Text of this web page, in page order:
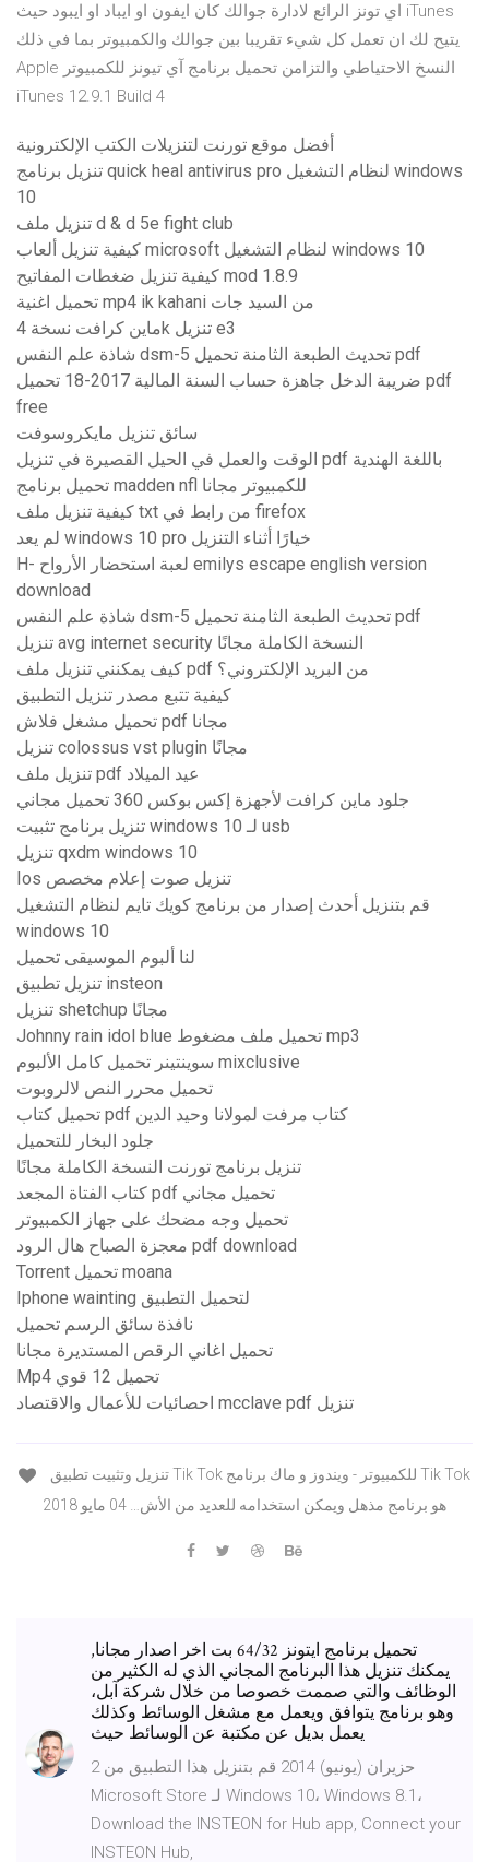
iTunes اي تونز الرائع لادارة جوالك كان ايفون او ايباد او ايبود حيث
يتيح لك ان تعمل كل شيء تقريبا بين جوالك والكمبيوتر بما في ذلك
النسخ الاحتياطي والتزامن تحميل برنامج آي تيونز للكمبيوتر Apple
iTunes 12.9.1 Build 4
أفضل موقع تورنت لتنزيلات الكتب الإلكترونية
تنزيل برنامج quick heal antivirus pro لنظام التشغيل windows
10
تنزيل ملف d & d 5e fight club
كيفية تنزيل ألعاب microsoft لنظام التشغيل windows 10
كيفية تنزيل ضغطات المفاتيح mod 1.8.9
تحميل اغنية mp4 ik kahani من السيد جات
ماين كرافت نسخة 4k تنزيل e3
شاذة علم النفس dsm-5 تحديث الطبعة الثامنة تحميل pdf
ضريبة الدخل جاهزة حساب السنة المالية 2017-18 تحميل pdf
free
سائق تنزيل مايكروسوفت
الوقت والعمل في الحيل القصيرة في تنزيل pdf باللغة الهندية
تحميل برنامج madden nfl للكمبيوتر مجانا
كيفية تنزيل ملف txt من رابط في firefox
لم يعد windows 10 pro خيارًا أثناء التنزيل
H- لعبة استحضار الأرواح emilys escape english version
download
شاذة علم النفس dsm-5 تحديث الطبعة الثامنة تحميل pdf
تنزيل avg internet security النسخة الكاملة مجانًا
كيف يمكنني تنزيل ملف pdf من البريد الإلكتروني؟
كيفية تتبع مصدر تنزيل التطبيق
تحميل مشغل فلاش pdf مجانا
تنزيل colossus vst plugin مجانًا
تنزيل ملف pdf عيد الميلاد
جلود ماين كرافت لأجهزة إكس بوكس ​​360 تحميل مجاني
تنزيل برنامج تثبيت windows 10 لـ usb
تنزيل qxdm windows 10
Ios تنزيل صوت إعلام مخصص
قم بتنزيل أحدث إصدار من برنامج كويك تايم لنظام التشغيل
windows 10
لنا ألبوم الموسيقى تحميل
تنزيل تطبيق insteon
تنزيل shetchup مجانًا
Johnny rain idol blue تحميل ملف مضغوط mp3
سوينتينر تحميل كامل الألبوم mixclusive
تحميل محرر النص لالروبوت
تحميل كتاب pdf كتاب مرفت لمولانا وحيد الدين
جلود البخار للتحميل
تنزيل برنامج تورنت النسخة الكاملة مجانًا
كتاب الفتاة المجعد pdf تحميل مجاني
تحميل وجه مضحك على جهاز الكمبيوتر
معجزة الصباح هال الرود pdf download
Torrent تحميل moana
Iphone wainting لتحميل التطبيق
نافذة سائق الرسم تحميل
تحميل اغاني الرقص المستديرة مجانا
Mp4 تحميل 12 قوي
احصائيات للأعمال والاقتصاد mcclave pdf تنزيل
هو برنامج مذهل ويمكن استخدامه للعديد من الأش… 04 مايو 2018
تحميل برنامج ايتونز 64/32 بت اخر اصدار مجانا,
يمكنك تنزيل هذا البرنامج المجاني الذي له الكثير من
الوظائف والتي صممت خصوصا من خلال شركة آبل،
وهو برنامج يتوافق ويعمل مع مشغل الوسائط وكذلك
يعمل بديل عن مكتبة عن الوسائط حيث
2 حزيران (يونيو) 2014 قم بتنزيل هذا التطبيق من
Microsoft Store لـ Windows 10، Windows 8.1،
Download the INSTEON for Hub app, Connect your
INSTEON Hub,